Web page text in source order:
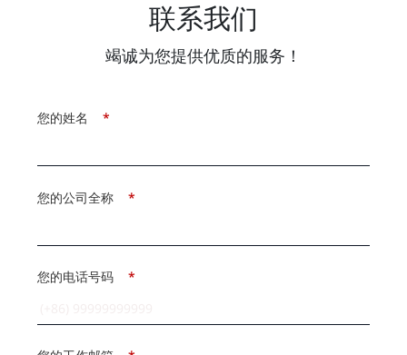
联系我们
竭诚为您提供优质的服务！
*
您的姓名
*
您的公司全称
*
您的电话号码